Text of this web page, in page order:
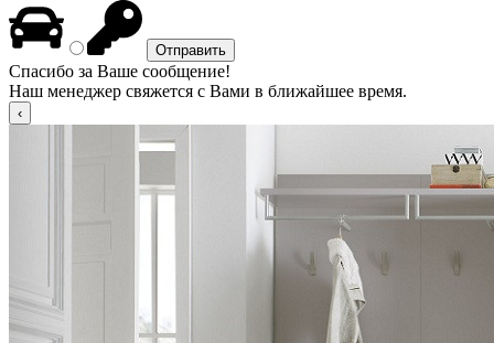
Спасибо за Ваше сообщение!
Наш менеджер свяжется с Вами в ближайшее время.